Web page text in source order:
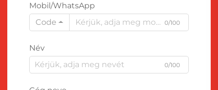
Mobil/WhatsApp
Code
0/100
Név
0/100